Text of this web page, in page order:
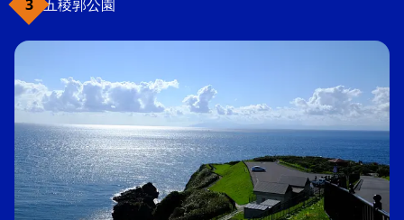
五稜郭公園